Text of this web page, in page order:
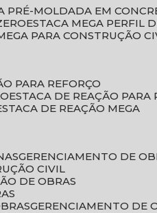
PRÉ-MOLDADA EM
ESTACA MEGA PERFIL
PARA CONSTRUÇÃO
PARA REFORÇO
ESTACA DE REAÇÃO PARA
ESTACA DE REAÇÃO MEGA
GERENCIAMENTO DE
CIVIL
DE OBRAS
GERENCIAMENTO DE